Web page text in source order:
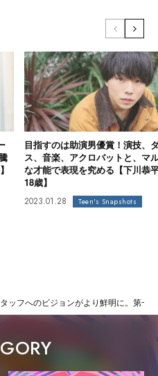
目指すのは助演男優賞！演技、
ス、音楽、アクロバットと、マ
な才能で表現を究める【下川恭
18歳】
2023.01.28 Teen's Snapshots
ッフへのビジョンがより鮮明に。第一